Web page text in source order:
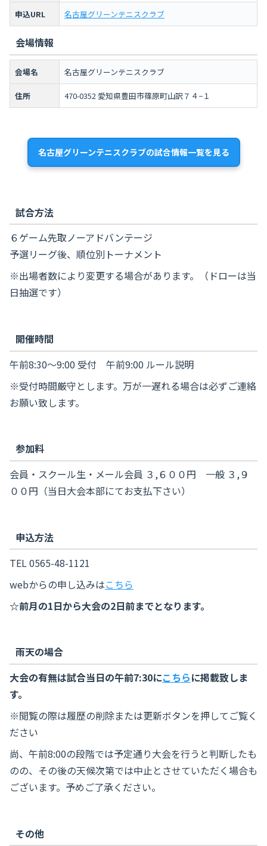
申込URL 名古屋グリーンテニスクラブ
会場情報
会場名 名古屋グリーンテニスクラブ
住所 470-0352 愛知県豊田市篠原町山訳７４−１
名古屋グリーンテニスクラブの試合情報一覧を見る
試合方法
６ゲーム先取ノーアドバンテージ
予選リーグ後、順位別トーナメント
※出場者数により変更する場合があります。（ドローは当
日抽選です）
開催時間
午前8:30～9:00 受付 午前9:00 ルール説明
※受付時間厳守とします。万が一遅れる場合は必ずご連絡
お願い致します。
参加料
会員・スクール生・メール会員 ３,６００円 一般 ３,９
００円（当日大会本部にてお支払下さい）
申込方法
TEL 0565-48-1121
webからの申し込みはこちら
☆前月の1日から大会の2日前までとなります。
雨天の場合
大会の有無は試合当日の午前7:30にこちらに掲載致しま
す。
※閲覧の際は履歴の削除または更新ボタンを押してご覧く
ださい
尚、午前8:00の段階では予定通り大会を行うと判断したも
のの、その後の天候次第では中止とさせていただく場合も
ございます。予めご了承ください。
その他